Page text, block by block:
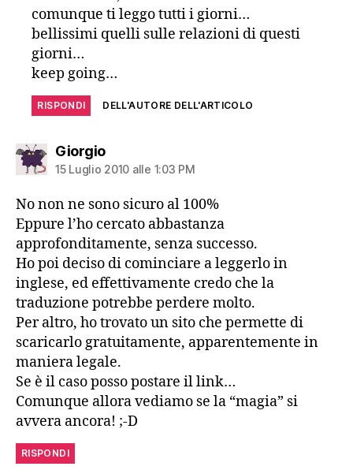
comunque ti leggo tutti i giorni…
bellissimi quelli sulle relazioni di questi
giorni…
keep going…
RISPONDI DELL'AUTORE DELL'ARTICOLO
Giorgiodice:
15 Luglio 2010 alle 1:03 PM
No non ne sono sicuro al 100%
Eppure l’ho cercato abbastanza
approfonditamente, senza successo.
Ho poi deciso di cominciare a leggerlo in
inglese, ed effettivamente credo che la
traduzione potrebbe perdere molto.
Per altro, ho trovato un sito che permette di
scaricarlo gratuitamente, apparentemente in
maniera legale.
Se è il caso posso postare il link…
Comunque allora vediamo se la “magia” si
avvera ancora! ;-D
RISPONDI